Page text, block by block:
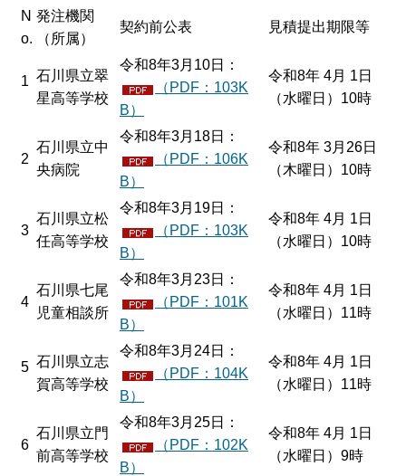
N
o.
発注機関
（所属）
契約前公表 見積提出期限等
1 石川県立翠
星高等学校
令和8年3月10日：
（PDF：103K
B）
令和8年 4月 1日
（水曜日）10時
2
石川県立中
央病院
令和8年3月18日：
（PDF：106K
B）
令和8年 3月26日
（木曜日）10時
3
石川県立松
任高等学校
令和8年3月19日：
（PDF：103K
B）
令和8年 4月 1日
（水曜日）10時
4
石川県七尾
児童相談所
令和8年3月23日：
（PDF：101K
B）
令和8年 4月 1日
（水曜日）11時
5 石川県立志
賀高等学校
令和8年3月24日：
（PDF：104K
B）
令和8年 4月 1日
（水曜日）11時
6
石川県立門
前高等学校
令和8年3月25日：
（PDF：102K
B）
令和8年 4月 1日
（水曜日）9時